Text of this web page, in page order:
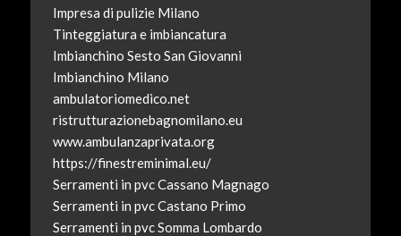
Impresa di pulizie Milano
Tinteggiatura e imbiancatura
Imbianchino Sesto San Giovanni
Imbianchino Milano
ambulatoriomedico.net
ristrutturazionebagnomilano.eu
www.ambulanzaprivata.org
https://finestreminimal.eu/
Serramenti in pvc Cassano Magnago
Serramenti in pvc Castano Primo
Serramenti in pvc Somma Lombardo